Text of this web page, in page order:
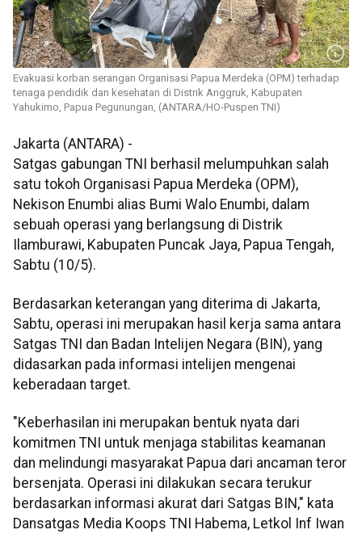
Evakuasi korban serangan Organisasi Papua Merdeka (OPM) terhadap
tenaga pendidik dan kesehatan di Distrik Anggruk, Kabupaten
Yahukimo, Papua Pegunungan, (ANTARA/HO-Puspen TNI)
Jakarta (ANTARA) -
Satgas gabungan TNI berhasil melumpuhkan salah
satu tokoh Organisasi Papua Merdeka (OPM),
Nekison Enumbi alias Bumi Walo Enumbi, dalam
sebuah operasi yang berlangsung di Distrik
Ilamburawi, Kabupaten Puncak Jaya, Papua Tengah,
Sabtu (10/5).
Berdasarkan keterangan yang diterima di Jakarta,
Sabtu, operasi ini merupakan hasil kerja sama antara
Satgas TNI dan Badan Intelijen Negara (BIN), yang
didasarkan pada informasi intelijen mengenai
keberadaan target.
"Keberhasilan ini merupakan bentuk nyata dari
komitmen TNI untuk menjaga stabilitas keamanan
dan melindungi masyarakat Papua dari ancaman teror
bersenjata. Operasi ini dilakukan secara terukur
berdasarkan informasi akurat dari Satgas BIN," kata
Dansatgas Media Koops TNI Habema, Letkol Inf Iwan